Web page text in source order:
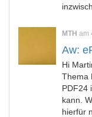
MTH am
Aw:
Hi
Thema
PDF24
kann.
hierfür